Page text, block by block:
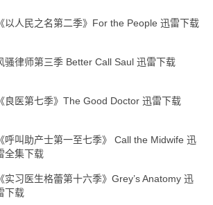
《以人民之名第二季》For the People 迅雷下载
骚律师第三季 Better Call Saul 迅雷下载
《良医第七季》The Good Doctor 迅雷下载
《呼叫助产士第一至七季》 Call the Midwife 迅
全集下载
《实习医生格蕾第十六季》Grey’s Anatomy 迅
下载